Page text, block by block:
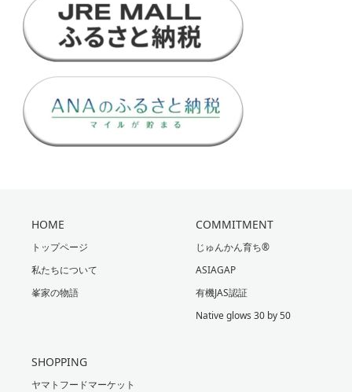
HOME
トップページ
私たちについて
峯家の物語
COMMITMENT
じゅんかん育ち®
ASIAGAP
有機JAS認証
Native glows 30 by 50
SHOPPING
ヤマトフードマーケット